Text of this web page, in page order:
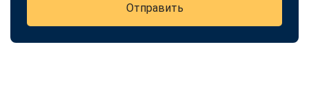
Отправить